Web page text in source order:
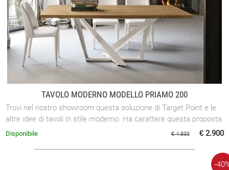
TAVOLO MODERNO MODELLO PRIAMO 200
Trovi nel nostro showroom questa soluzione di Target Point e le
altre idee di tavoli in stile moderno. Ha carattere questa proposta
di tavoli di ...
€ 4.833 € 2.900
Disponibile
-